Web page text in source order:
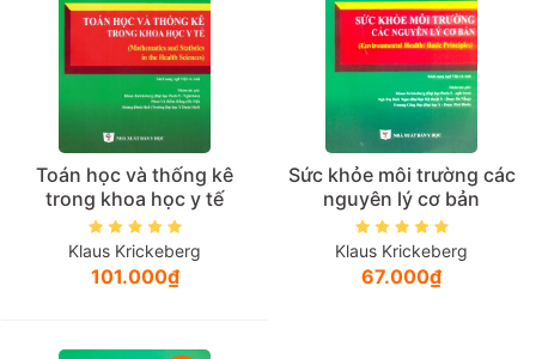
Toán học và thống kê
trong khoa học y tế
Klaus Krickeberg
101.000₫
Sức khỏe môi trường các
nguyên lý cơ bản
Klaus Krickeberg
67.000₫